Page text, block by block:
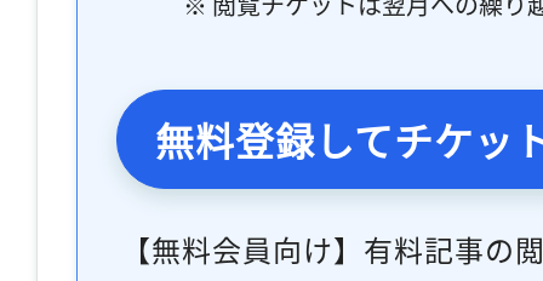
無料登録してチケッ
【無料会員向け】有料記事の